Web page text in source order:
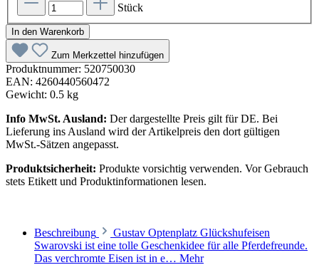
Stück
In den Warenkorb
Zum Merkzettel hinzufügen
Produktnummer: 520750030
EAN: 4260440560472
Gewicht: 0.5 kg
Info MwSt. Ausland: Der dargestellte Preis gilt für DE. Bei
Lieferung ins Ausland wird der Artikelpreis den dort gültigen
MwSt.-Sätzen angepasst.
Produktsicherheit: Produkte vorsichtig verwenden. Vor Gebrauch
stets Etikett und Produktinformationen lesen.
Beschreibung
Gustav Optenplatz Glückshufeisen
Swarovski ist eine tolle Geschenkidee für alle Pferdefreunde.
Das verchromte Eisen ist in e… Mehr